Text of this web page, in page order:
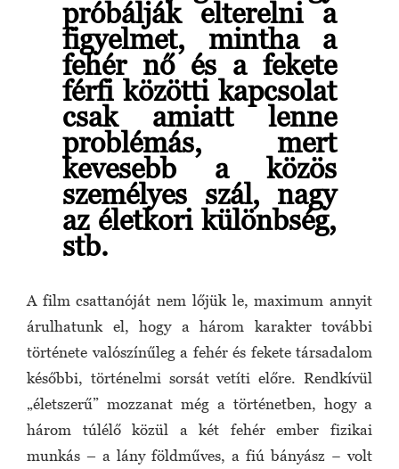
próbálják elterelni a
figyelmet, mintha a
fehér nő és a fekete
férfi közötti kapcsolat
csak amiatt lenne
problémás, mert
kevesebb a közös
személyes szál, nagy
az életkori különbség,
stb.
A film csattanóját nem lőjük le, maximum annyit
árulhatunk el, hogy a három karakter további
története valószínűleg a fehér és fekete társadalom
későbbi, történelmi sorsát vetíti előre. Rendkívül
„életszerű” mozzanat még a történetben, hogy a
három túlélő közül a két fehér ember fizikai
munkás – a lány földműves, a fiú bányász − volt